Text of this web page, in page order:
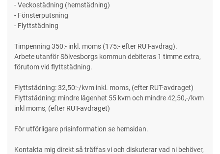
- Veckostädning (hemstädning)
- Fönsterputsning
- Flyttstädning
Timpenning 350:- inkl. moms (175:- efter RUT-avdrag).
Arbete utanför Sölvesborgs kommun debiteras 1 timme extra,
förutom vid flyttstädning.
Flyttstädning: 32,50:-/kvm inkl. moms, (efter RUT-avdraget)
Flyttstädning: mindre lägenhet 55 kvm och mindre 42,50,-/kvm
inkl moms, (efter RUT-avdraget)
För utförligare prisinformation se hemsidan.
Kontakta mig direkt så träffas vi och diskuterar vad ni behöver,